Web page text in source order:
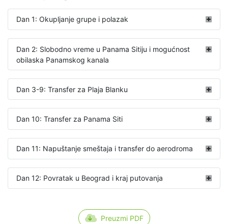
Dan 1: Okupljanje grupe i polazak
Dan 2: Slobodno vreme u Panama Sitiju i mogućnost
obilaska Panamskog kanala
Dan 3-9: Transfer za Plaja Blanku
Dan 10: Transfer za Panama Siti
Dan 11: Napuštanje smeštaja i transfer do aerodroma
Dan 12: Povratak u Beograd i kraj putovanja
Preuzmi PDF